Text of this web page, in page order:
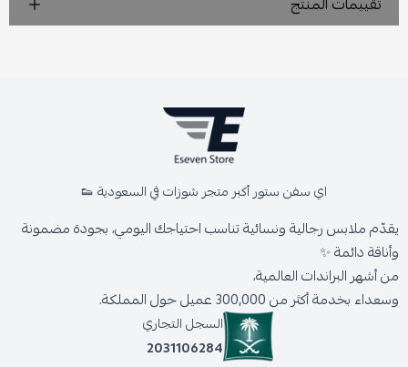
اي سفن ستور أكبر متجر شوزات في السعودية 👟
يقدّم ملابس رجالية ونسائية تناسب احتياجك اليومي، بجودة مضمونة
وأناقة دائمة ✨
من أشهر البراندات العالمية،
وسعداء بخدمة أكثر من 300,000 عميل حول المملكة.
السجل التجاري
2031106284